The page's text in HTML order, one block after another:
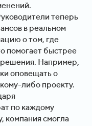
теперь
в реальном
о том, где
помогает быстрее
решения. Например,
оповещать о
либо проекту.
по каждому
компания смогла